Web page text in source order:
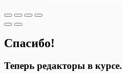
Спасибо!
Теперь редакторы в курсе.